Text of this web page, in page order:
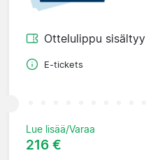
Ottelulippu sisältyy
E-tickets
Lue lisää/Varaa
216 €